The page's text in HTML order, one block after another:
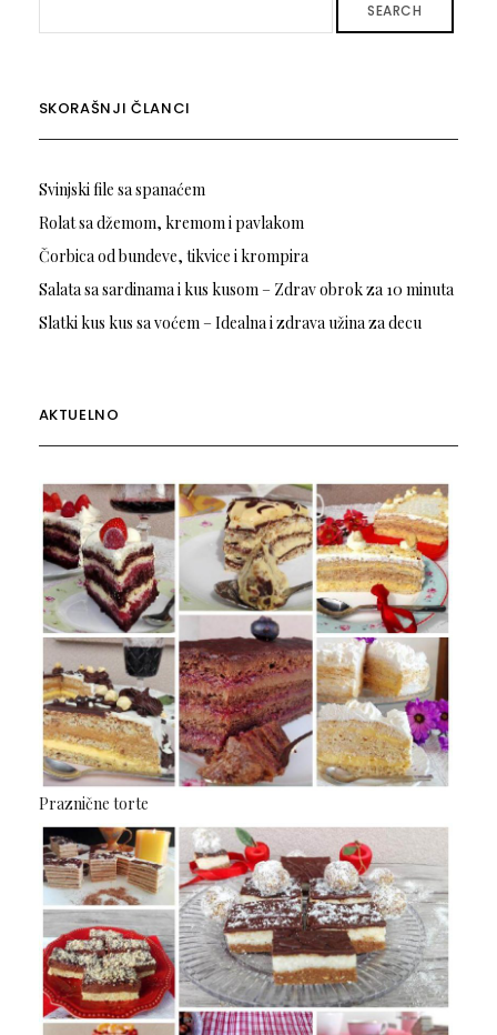
SEARCH
SKORAŠNJI ČLANCI
Svinjski file sa spanaćem
Rolat sa džemom, kremom i pavlakom
Čorbica od bundeve, tikvice i krompira
Salata sa sardinama i kus kusom – Zdrav obrok za 10 minuta
Slatki kus kus sa voćem – Idealna i zdrava užina za decu
AKTUELNO
Praznične torte